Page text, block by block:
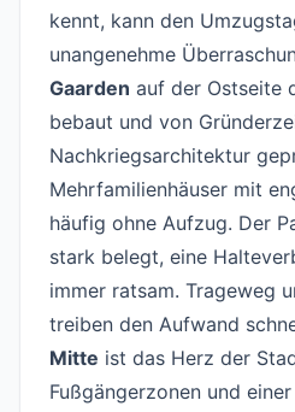
kennt, kann den
unangenehme
Gaarden auf der Ostseite
bebaut und von
Nachkriegsarchitektur
Mehrfamilienhäuser mit
häufig ohne Aufzug. Der
stark belegt, eine
immer ratsam. Trageweg
treiben den Aufwand
Mitte ist das Herz der
Fußgängerzonen und